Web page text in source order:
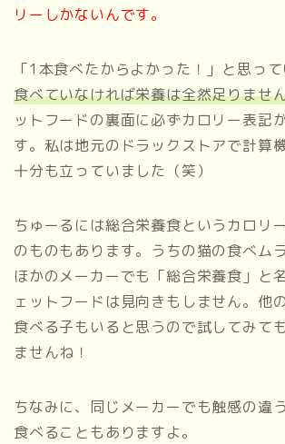
リーしかないんです。
「1本食べたからよかった！」と思って
食べていなければ栄養は全然足りませ
ットフードの裏面に必ずカロリー表記
す。私は地元のドラックストアで計算
十分も立っていました（笑）
ちゅーるには総合栄養食というカロリ
のものもあります。うちの猫の食べム
ほかのメーカーでも「総合栄養食」と
ェットフードは見向きもしません。他
食べる子もいると思うので試してみて
ませんね！
ちなみに、同じメーカーでも触感の違
食べることもありますよ。